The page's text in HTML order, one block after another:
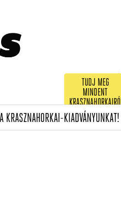
TUDJ MEG
MINDENT
KRASZNAHORKAI-KIADVÁNYUNKAT!